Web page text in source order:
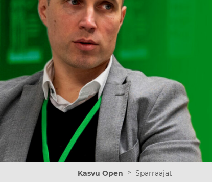
Kasvu Open > Sparraajat